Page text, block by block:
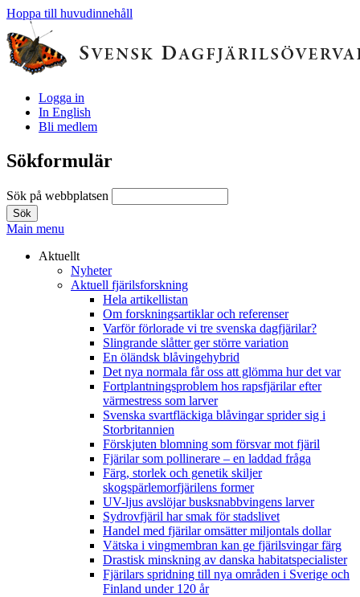
Hoppa till huvudinnehåll
Logga in
In English
Bli medlem
Sökformulär
Sök på webbplatsen
Main menu
Aktuellt
Nyheter
Aktuell fjärilsforskning
Hela artikellistan
Om forskningsartiklar och referenser
Varför förlorade vi tre svenska dagfjärilar?
Slingrande slåtter ger större variation
En öländsk blåvingehybrid
Det nya normala får oss att glömma hur det var
Fortplantningsproblem hos rapsfjärilar efter
värmestress som larver
Svenska svartfläckiga blåvingar sprider sig i
Storbritannien
Förskjuten blomning som försvar mot fjäril
Fjärilar som pollinerare – en laddad fråga
Färg, storlek och genetik skiljer
skogspärlemorfjärilens former
UV-ljus avslöjar busksnabbvingens larver
Sydrovfjäril har smak för stadslivet
Handel med fjärilar omsätter miljontals dollar
Vätska i vingmembran kan ge fjärilsvingar färg
Drastisk minskning av danska habitatspecialister
Fjärilars spridning till nya områden i Sverige och
Finland under 120 år